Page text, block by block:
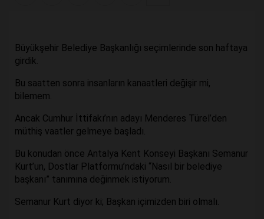
Büyükşehir Belediye Başkanlığı seçimlerinde son haftaya
girdik.
Bu saatten sonra insanların kanaatleri değişir mi,
bilemem.
Ancak Cumhur İttifakı’nın adayı Menderes Türel’den
müthiş vaatler gelmeye başladı.
Bu konudan önce Antalya Kent Konseyi Başkanı Semanur
Kurt’un, Dostlar Platformu’ndaki “Nasıl bir belediye
başkanı” tanımına değinmek istiyorum.
Semanur Kurt diyor ki; Başkan içimizden biri olmalı.